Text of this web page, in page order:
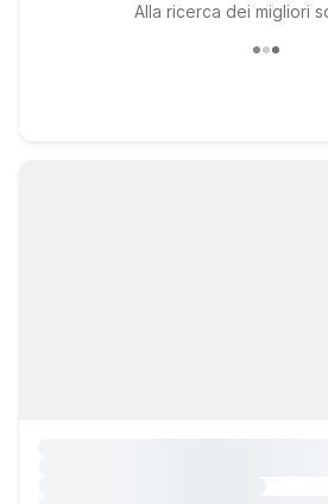
Alla ricerca dei migliori